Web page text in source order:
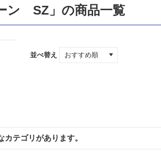
ン SZ」の商品一覧
並べ替え
テゴリがあります。